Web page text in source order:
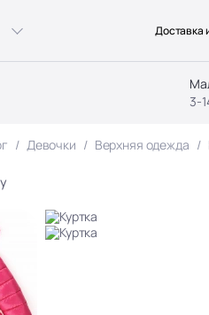
3-
Доставка
Девочки Верхняя одежда